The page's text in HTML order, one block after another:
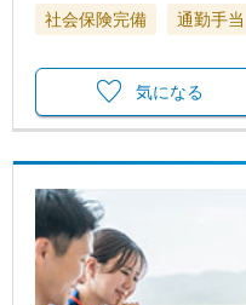
社会保険完備 通勤手当
気になる